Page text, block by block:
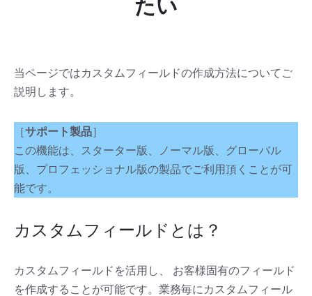
たい
当ページではカスタムフィールドの作成方法についてご
説明します。
［サポート製品］
この機能は、スターター版、ノーマル版、グローバル
版、プロフェッショナル版の製品でご利用頂くことが可
能です。
カスタムフィールドとは？
カスタムフィールドを活用し、 お客様固有のフィールド
を作成することが可能です。業務毎にカスタムフィール